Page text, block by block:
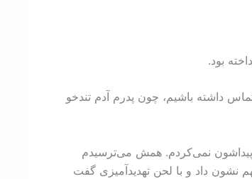
داشته باشیم، چون پدرم آدم تندخو
پیداشون نمی‌کردم. همش می‌ترسیدم
نشون داد و با لحن تهدیدآمیزی گفت